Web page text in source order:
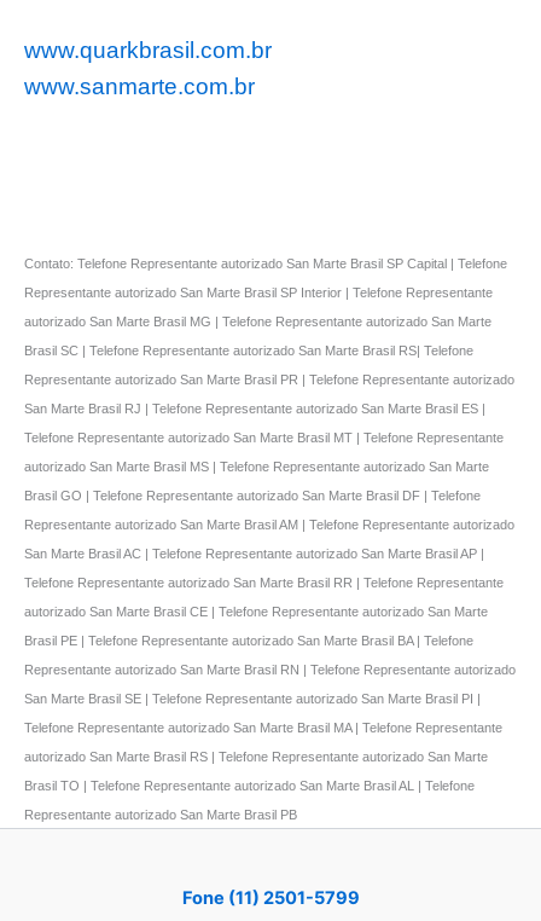
www.quarkbrasil.com.br
www.sanmarte.com.br
Contato: Telefone Representante autorizado San Marte Brasil SP Capital | Telefone
Representante autorizado San Marte Brasil SP Interior | Telefone Representante
autorizado San Marte Brasil MG | Telefone Representante autorizado San Marte
Brasil SC | Telefone Representante autorizado San Marte Brasil RS| Telefone
Representante autorizado San Marte Brasil PR | Telefone Representante autorizado
San Marte Brasil RJ | Telefone Representante autorizado San Marte Brasil ES |
Telefone Representante autorizado San Marte Brasil MT | Telefone Representante
autorizado San Marte Brasil MS | Telefone Representante autorizado San Marte
Brasil GO | Telefone Representante autorizado San Marte Brasil DF | Telefone
Representante autorizado San Marte Brasil AM | Telefone Representante autorizado
San Marte Brasil AC | Telefone Representante autorizado San Marte Brasil AP |
Telefone Representante autorizado San Marte Brasil RR | Telefone Representante
autorizado San Marte Brasil CE | Telefone Representante autorizado San Marte
Brasil PE | Telefone Representante autorizado San Marte Brasil BA | Telefone
Representante autorizado San Marte Brasil RN | Telefone Representante autorizado
San Marte Brasil SE | Telefone Representante autorizado San Marte Brasil PI |
Telefone Representante autorizado San Marte Brasil MA | Telefone Representante
autorizado San Marte Brasil RS | Telefone Representante autorizado San Marte
Brasil TO | Telefone Representante autorizado San Marte Brasil AL | Telefone
Representante autorizado San Marte Brasil PB
Fone (11) 2501-5799